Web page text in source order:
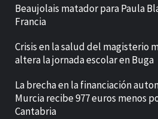
Beaujolais matador para Paula
Francia
Crisis en la salud del magisterio
altera la jornada escolar en Buga
La brecha en la financiación
Murcia recibe 977 euros menos
Cantabria